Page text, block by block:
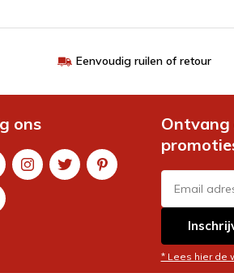
Eenvoudig ruilen of retour
ons
Ontvang
* Lees hier de